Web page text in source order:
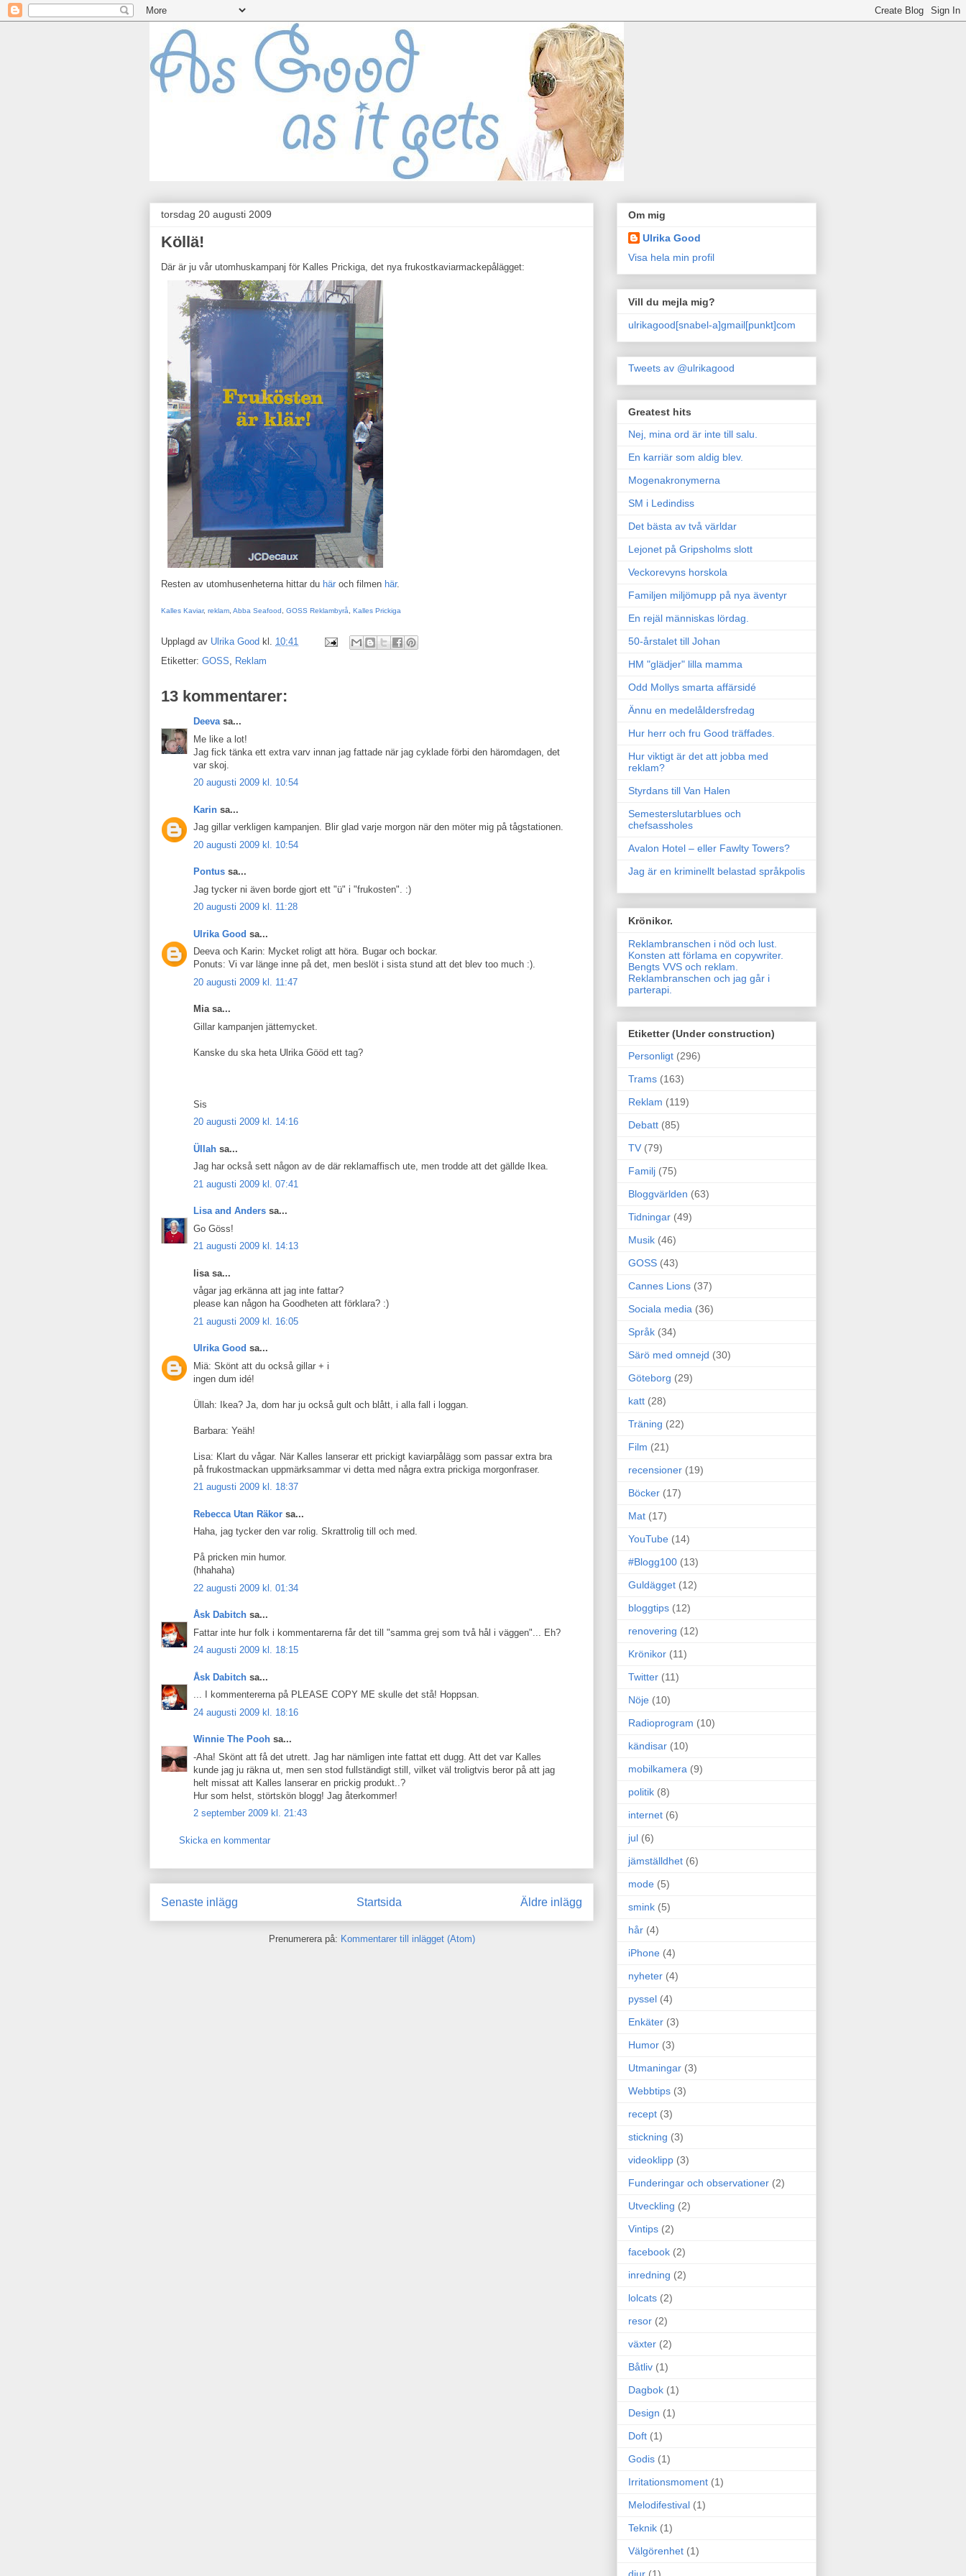
torsdag 20 augusti 2009
Köllä!
Där är ju vår utomhuskampanj för Kalles Prickiga, det nya frukostkaviarmackepålägget:
Resten av utomhusenheterna hittar du här och filmen här.
Kalles Kaviar, reklam Abba Seafood GOSS Reklambyrå Kalles Prickiga
Upplagd av Ulrika Good kl. 10:41
Etiketter: GOSS, Reklam
13 kommentarer:
Deevasa...
Me like a lot!
Jag fick tänka ett extra varv innan jag fattade när jag cyklade förbi den häromdagen, det
var skoj.
20 augusti 2009 kl. 10:54
Karin sa...
Jag gillar verkligen kampanjen. Blir glad varje morgon när den möter mig på tågstationen.
20 augusti 2009 kl. 10:54
Pontus sa...
Jag tycker ni även borde gjort ett "ü" i "frukosten". :)
20 augusti 2009 kl. 11:28
Ulrika Good sa...
Deeva och Karin: Mycket roligt att höra. Bugar och bockar.
Ponuts: Vi var länge inne på det, men beslöt i sista stund att det blev too much :).
20 augusti 2009 kl. 11:47
Mia sa...
Gillar kampanjen jättemycket.
Kanske du ska heta Ulrika Gööd ett tag?
Sis
20 augusti 2009 kl. 14:16
Üllah sa...
Jag har också sett någon av de där reklamaffisch ute, men trodde att det gällde Ikea.
21 augusti 2009 kl. 07:41
Lisa and Anders sa...
Go Göss!
21 augusti 2009 kl. 14:13
lisa sa...
vågar jag erkänna att jag inte fattar?
please kan någon ha Goodheten att förklara? :)
21 augusti 2009 kl. 16:05
Ulrika Good sa...
Miä: Skönt att du också gillar + i
ingen dum idé!
Üllah: Ikea? Ja, dom har ju också gult och blått, i alla fall i loggan.
Barbara: Yeäh!
Lisa: Klart du vågar. När Kalles lanserar ett prickigt kaviarpålägg som passar extra bra
på frukostmackan uppmärksammar vi detta med några extra prickiga morgonfraser.
21 augusti 2009 kl. 18:37
Rebecca Utan Räkor sa...
Haha, jag tycker den var rolig. Skrattrolig till och med.
På pricken min humor.
(hhahaha)
22 augusti 2009 kl. 01:34
Åsk Dabitch sa...
Fattar inte hur folk i kommentarerna får det till "samma grej som två hål i väggen"... Eh?
24 augusti 2009 kl. 18:15
Åsk Dabitch sa...
... I kommentererna på PLEASE COPY ME skulle det stå! Hoppsan.
24 augusti 2009 kl. 18:16
Winnie The Pooh sa...
-Aha! Skönt att få det utrett. Jag har nämligen inte fattat ett dugg. Att det var Kalles
kunde jag ju räkna ut, men sen stod fullständigt still, vilket väl troligtvis beror på att jag
helt missat att Kalles lanserar en prickig produkt..?
Hur som helst, störtskön blogg! Jag återkommer!
2 september 2009 kl. 21:43
Skicka en kommentar
Senaste inlägg Äldre inlägg
Startsida
Prenumerera på: Kommentarer till inlägget (Atom)
Om mig
Ulrika Good
Visa hela min profil
Vill du mejla mig?
ulrikagood[snabel-a]gmail[punkt]com
Tweets av @ulrikagood
Greatest hits
Nej, mina ord är inte till salu.
En karriär som aldig blev.
Mogenakronymerna
SM i Ledindiss
Det bästa av två världar
Lejonet på Gripsholms slott
Veckorevyns horskola
Familjen miljömupp på nya äventyr
En rejäl människas lördag.
50-årstalet till Johan
HM "glädjer" lilla mamma
Odd Mollys smarta affärsidé
Ännu en medelåldersfredag
Hur herr och fru Good träffades.
Hur viktigt är det att jobba med
reklam?
Styrdans till Van Halen
Semesterslutarblues och
chefsassholes
Avalon Hotel – eller Fawlty Towers?
Jag är en kriminellt belastad språkpolis
Krönikor.
Reklambranschen i nöd och lust.
Konsten att förlama en copywriter.
Bengts VVS och reklam.
Reklambranschen och jag går i
parterapi.
Etiketter (Under construction)
Personligt (296)
Trams (163)
Reklam (119)
Debatt (85)
TV (79)
Familj (75)
Bloggvärlden (63)
Tidningar (49)
Musik (46)
GOSS (43)
Cannes Lions (37)
Sociala media (36)
Språk (34)
Särö med omnejd (30)
Göteborg (29)
katt (28)
Träning (22)
Film (21)
recensioner (19)
Böcker (17)
Mat (17)
YouTube (14)
#Blogg100 (13)
Guldägget (12)
bloggtips (12)
renovering (12)
Krönikor (11)
Twitter (11)
Nöje (10)
Radioprogram (10)
kändisar (10)
mobilkamera (9)
politik (8)
internet (6)
jul (6)
jämställdhet (6)
mode (5)
smink (5)
hår (4)
iPhone (4)
nyheter (4)
pyssel (4)
Enkäter (3)
Humor (3)
Utmaningar (3)
Webbtips (3)
recept (3)
stickning (3)
videoklipp (3)
Funderingar och observationer (2)
Utveckling (2)
Vintips (2)
facebook (2)
inredning (2)
lolcats (2)
resor (2)
växter (2)
Båtliv (1)
Dagbok (1)
Design (1)
Doft (1)
Godis (1)
Irritationsmoment (1)
Melodifestival (1)
Teknik (1)
Välgörenhet (1)